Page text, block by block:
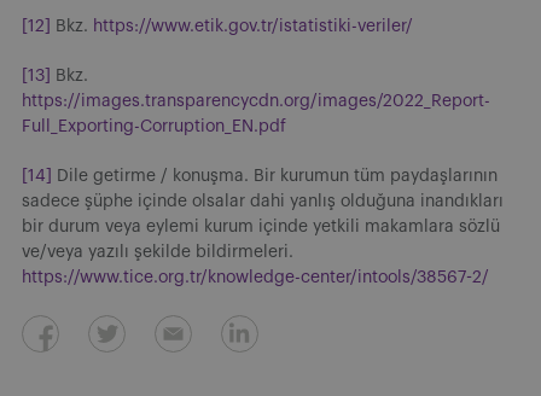
[12] Bkz. https://www.etik.gov.tr/istatistiki-veriler/
[13]
Bkz.
https://images.transparencycdn.org/images/2022_Report-
Full_Exporting-Corruption_EN.pdf
[14]
Dile getirme / konuşma. Bir kurumun tüm paydaşlarının
sadece şüphe içinde olsalar dahi yanlış olduğuna inandıkları
bir durum veya eylemi kurum içinde yetkili makamlara sözlü
ve/veya yazılı şekilde bildirmeleri.
https://www.tice.org.tr/knowledge-center/intools/38567-2/